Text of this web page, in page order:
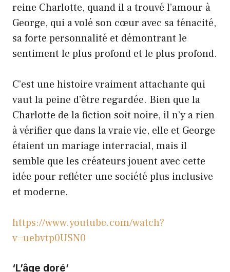
reine Charlotte, quand il a trouvé l’amour à
George, qui a volé son cœur avec sa ténacité,
sa forte personnalité et démontrant le
sentiment le plus profond et le plus profond.
C’est une histoire vraiment attachante qui
vaut la peine d’être regardée. Bien que la
Charlotte de la fiction soit noire, il n’y a rien
à vérifier que dans la vraie vie, elle et George
étaient un mariage interracial, mais il
semble que les créateurs jouent avec cette
idée pour refléter une société plus inclusive
et moderne.
https://www.youtube.com/watch?
v=uebvtp0USN0
‘L’âge doré’